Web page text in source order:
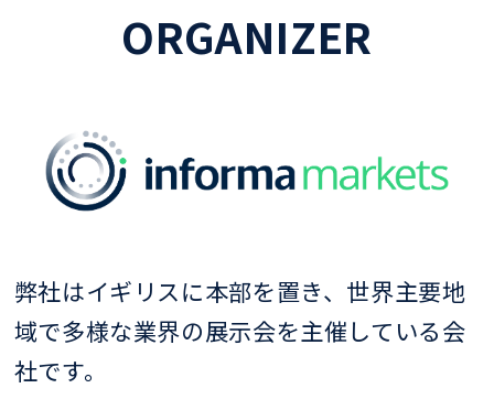
ORGANIZER
弊社はイギリスに本部を置き、世界主要地
域で多様な業界の展示会を主催している会
社です。